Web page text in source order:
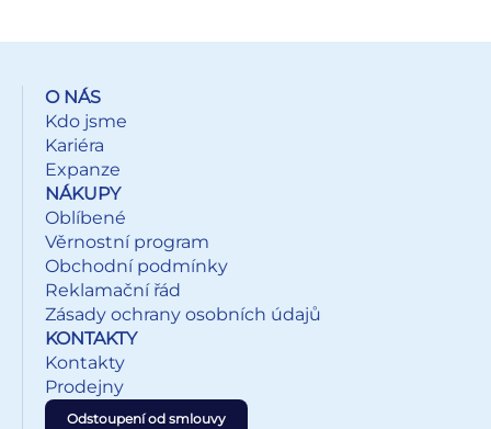
O NÁS
Kdo jsme
Kariéra
Expanze
NÁKUPY
Oblíbené
Věrnostní program
Obchodní podmínky
Reklamační řád
Zásady ochrany osobních údajů
KONTAKTY
Kontakty
Prodejny
Odstoupení od smlouvy